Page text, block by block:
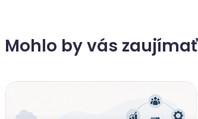
Mohlo by vás zaujímať